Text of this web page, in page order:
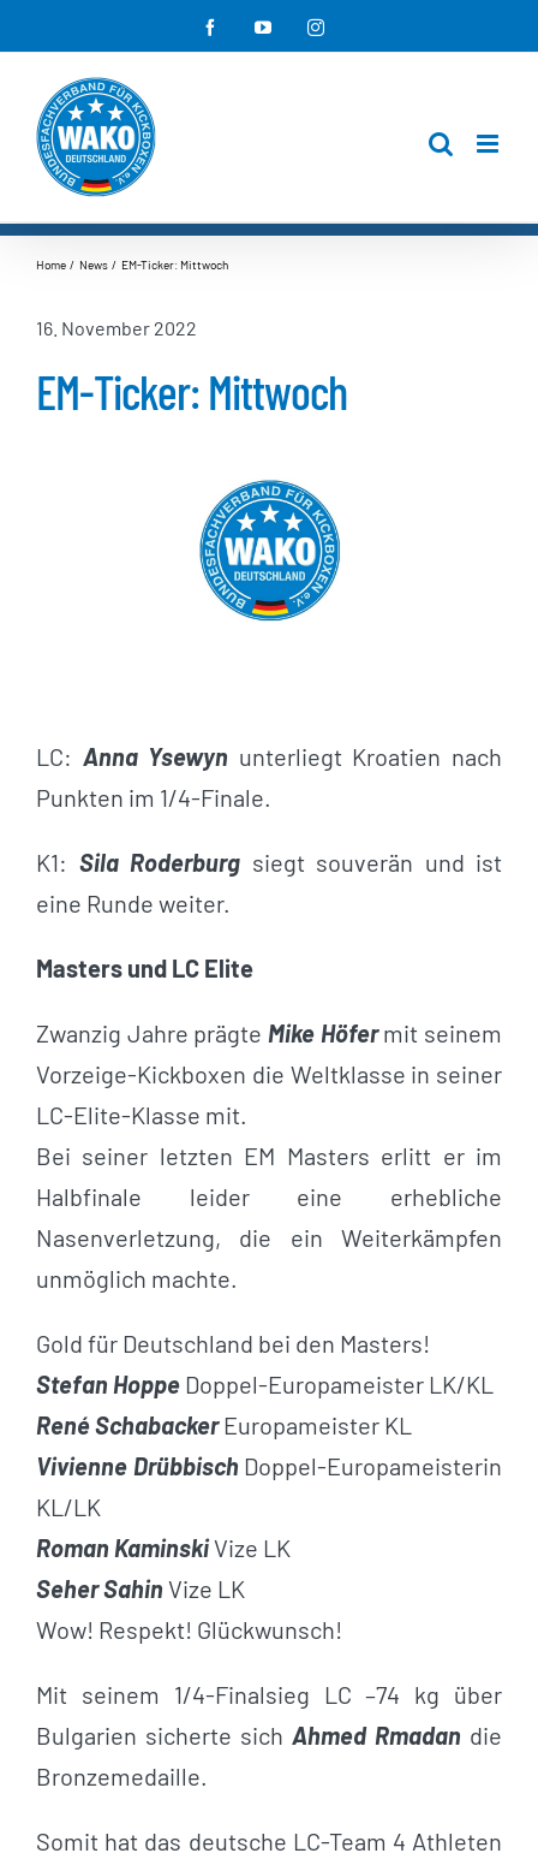
Inhalt
springen
FacebookYouTubeInstagram
Home News EM-Ticker: Mittwoch
16. November 2022
EM-Ticker: Mittwoch
LC: Anna Ysewyn unterliegt Kroatien nach
Punkten im 1/4-Finale.
K1: Sila Roderburg siegt souverän und ist
eine Runde weiter.
Masters und LC Elite
Zwanzig Jahre prägte Mike Höfer mit seinem
Vorzeige-Kickboxen die Weltklasse in seiner
LC-Elite-Klasse mit.
Bei seiner letzten EM Masters erlitt er im
Halbfinale leider eine erhebliche
Nasenverletzung, die ein Weiterkämpfen
unmöglich machte.
Gold für Deutschland bei den Masters!
Stefan HoppeDoppel-Europameister LK/KL
René SchabackerEuropameister KL
Vivienne Drübbisch Doppel-Europameisterin
KL/LK
Roman KaminskiVize LK
Seher Sahin Vize LK
Wow! Respekt! Glückwunsch!
Mit seinem 1/4-Finalsieg LC –74 kg über
Bulgarien sicherte sich Ahmed Rmadan die
Bronzemedaille.
Somit hat das deutsche LC-Team 4 Athleten